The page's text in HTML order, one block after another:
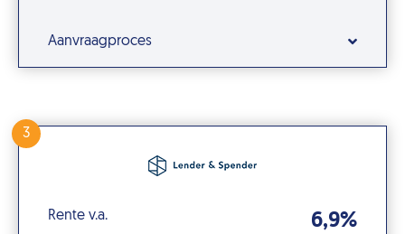
Aanvraagproces
3
Rente v.a. 6,9%